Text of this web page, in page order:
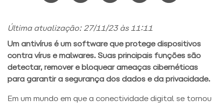
Última atualização: 27/11/23 às 11:11
Um antivírus é um software que protege dispositivos
contra vírus e malwares. Suas principais funções são
detectar, remover e bloquear ameaças cibernéticas
para garantir a segurança dos dados e da privacidade.
Em um mundo em que a conectividade digital se tornou